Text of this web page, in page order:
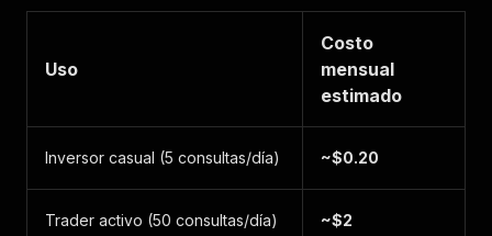
Uso
Costo
mensual
estimado
Inversor casual (5 consultas/día) ~$0.20
Trader activo (50 consultas/día) ~$2